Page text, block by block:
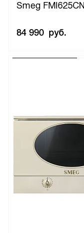
Smeg FMI625CN
84 990 руб.